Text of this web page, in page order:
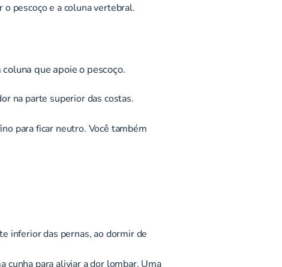
pescoço e a coluna vertebral.
que apoie o pescoço.
na parte superior das costas.
para ficar neutro. Você também
inferior das pernas, ao dormir de
cunha para aliviar a dor lombar. Uma